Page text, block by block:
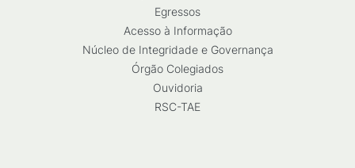
Egressos
Acesso à Informação
Núcleo de Integridade e Governança
Órgão Colegiados
Ouvidoria
RSC-TAE